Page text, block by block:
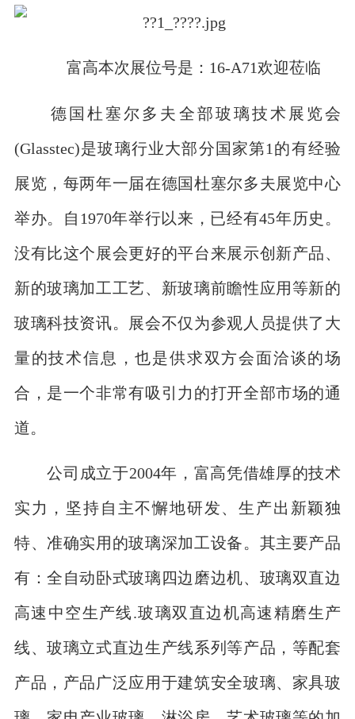
富高本次展位号是：16-A71欢迎莅临
德国杜塞尔多夫全部玻璃技术展览会
(Glasstec)是玻璃行业大部分国家第1的有经验
展览，每两年一届在德国杜塞尔多夫展览中心
举办。自1970年举行以来，已经有45年历史。
没有比这个展会更好的平台来展示创新产品、
新的玻璃加工工艺、新玻璃前瞻性应用等新的
玻璃科技资讯。展会不仅为参观人员提供了大
量的技术信息，也是供求双方会面洽谈的场
合，是一个非常有吸引力的打开全部市场的通
道。
公司成立于2004年，富高凭借雄厚的技术
实力，坚持自主不懈地研发、生产出新颖独
特、准确实用的玻璃深加工设备。其主要产品
有：全自动卧式玻璃四边磨边机、玻璃双直边
高速中空生产线.玻璃双直边机高速精磨生产
线、玻璃立式直边生产线系列等产品，等配套
产品，产品广泛应用于建筑安全玻璃、家具玻